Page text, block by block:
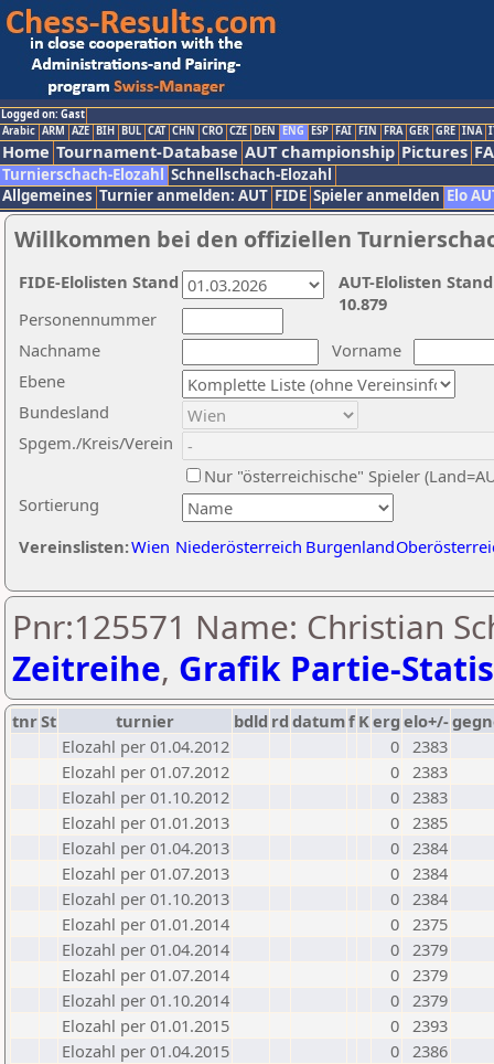
Logged on: Gast
Arabic ARM AZE BIH BUL CAT CHN CRO CZE DEN ENG ESP FAI FIN FRA GER GRE INA
Home Tournament-Database AUT championship Pictures
Turnierschach-Elozahl Schnellschach-Elozahl
Allgemeines Turnier anmelden: AUT FIDE Spieler anmelden Elo
Willkommen bei den offiziellen
Nachname
Vorname
Ebene
Sortierung
Personennummer
Bundesland
Spgem./Kreis/Verein
Nur "österreichische" Spieler
Vereinslisten:Wien Niederösterreich Burgenland
AUT-Elolisten
10.879
FIDE-Elolisten Stand
Pnr:125571 Name: Christian
Zeitreihe, Grafik Partie-
tnrSt turnier bdld rd datumf Kerg elo+/-
Elozahl per 01.04.2012
0 2383
Elozahl per 01.07.2012
0 2383
Elozahl per 01.10.2012
0 2383
Elozahl per 01.01.2013
0 2385
Elozahl per 01.04.2013
0 2384
Elozahl per 01.07.2013
0 2384
Elozahl per 01.10.2013
0 2384
Elozahl per 01.01.2014
0 2375
Elozahl per 01.04.2014
0 2379
Elozahl per 01.07.2014
0 2379
Elozahl per 01.10.2014
0 2379
Elozahl per 01.01.2015
0 2393
Elozahl per 01.04.2015
0 2386